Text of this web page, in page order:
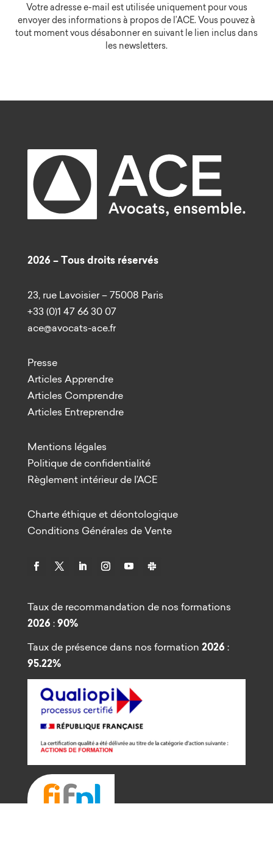
Votre adresse e-mail est utilisée uniquement pour vous
envoyer des informations à propos de l’ACE. Vous pouvez à
tout moment vous désabonner en suivant le lien inclus dans
les newsletters.
2026 – Tous droits réservés
23, rue Lavoisier – 75008 Paris
+33 (0)1 47 66 30 07
ace@avocats-ace.fr
Presse
Articles Apprendre
Articles Comprendre
Articles Entreprendre
Mentions légales
Politique de confidentialité
Règlement intérieur de l’ACE
Charte éthique et déontologique
Conditions Générales de Vente
Taux de recommandation de nos formations
2026 :90%
Taux de présence dans nos formation 2026 :
95.22%